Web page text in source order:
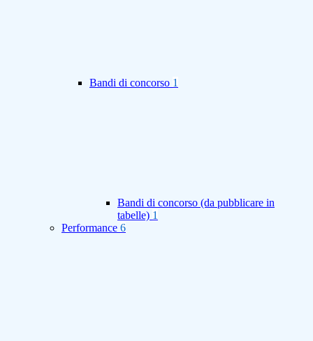
Bandi di concorso 1
Bandi di concorso (da pubblicare in
tabelle) 1
Performance 6